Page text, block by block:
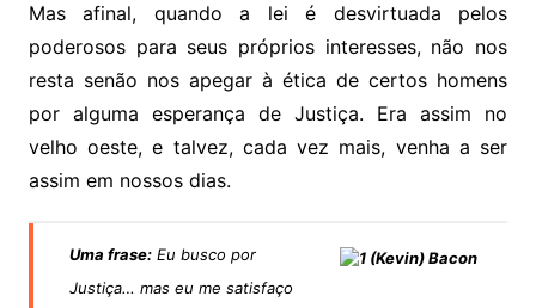
Mas afinal, quando a lei é desvirtuada pelos
poderosos para seus próprios interesses, não nos
resta senão nos apegar à ética de certos homens
por alguma esperança de Justiça. Era assim no
velho oeste, e talvez, cada vez mais, venha a ser
assim em nossos dias.
Uma frase:Eu busco por
Justiça… mas eu me satisfaço